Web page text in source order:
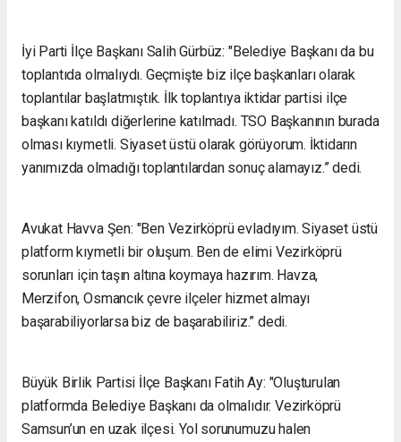
İyi Parti İlçe Başkanı Salih Gürbüz: "Belediye Başkanı da bu
toplantıda olmalıydı. Geçmişte biz ilçe başkanları olarak
toplantılar başlatmıştık. İlk toplantıya iktidar partisi ilçe
başkanı katıldı diğerlerine katılmadı. TSO Başkanının burada
olması kıymetli. Siyaset üstü olarak görüyorum. İktidarın
yanımızda olmadığı toplantılardan sonuç alamayız.” dedi.
Avukat Havva Şen: "Ben Vezirköprü evladıyım. Siyaset üstü
platform kıymetli bir oluşum. Ben de elimi Vezirköprü
sorunları için taşın altına koymaya hazırım. Havza,
Merzifon, Osmancık çevre ilçeler hizmet almayı
başarabiliyorlarsa biz de başarabiliriz.” dedi.
Büyük Birlik Partisi İlçe Başkanı Fatih Ay: "Oluşturulan
platformda Belediye Başkanı da olmalıdır. Vezirköprü
Samsun’un en uzak ilçesi. Yol sorunumuzu halen